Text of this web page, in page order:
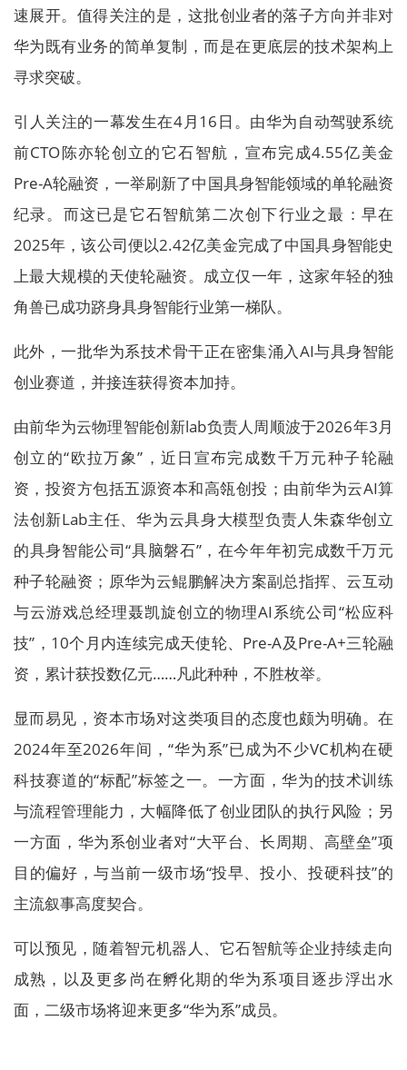
速展开。值得关注的是，这批创业者的落子方向并非对
华为既有业务的简单复制，而是在更底层的技术架构上
寻求突破。
引人关注的一幕发生在4月16日。由华为自动驾驶系统
前CTO陈亦轮创立的它石智航，宣布完成4.55亿美金
Pre-A轮融资，一举刷新了中国具身智能领域的单轮融资
纪录。而这已是它石智航第二次创下行业之最：早在
2025年，该公司便以2.42亿美金完成了中国具身智能史
上最大规模的天使轮融资。成立仅一年，这家年轻的独
角兽已成功跻身具身智能行业第一梯队。
此外，一批华为系技术骨干正在密集涌入AI与具身智能
创业赛道，并接连获得资本加持。
由前华为云物理智能创新lab负责人周顺波于2026年3月
创立的“欧拉万象”，近日宣布完成数千万元种子轮融
资，投资方包括五源资本和高瓴创投；由前华为云AI算
法创新Lab主任、华为云具身大模型负责人朱森华创立
的具身智能公司“具脑磐石”，在今年年初完成数千万元
种子轮融资；原华为云鲲鹏解决方案副总指挥、云互动
与云游戏总经理聂凯旋创立的物理AI系统公司“松应科
技”，10个月内连续完成天使轮、Pre-A及Pre-A+三轮融
资，累计获投数亿元……凡此种种，不胜枚举。
显而易见，资本市场对这类项目的态度也颇为明确。在
2024年至2026年间，“华为系”已成为不少VC机构在硬
科技赛道的“标配”标签之一。一方面，华为的技术训练
与流程管理能力，大幅降低了创业团队的执行风险；另
一方面，华为系创业者对“大平台、长周期、高壁垒”项
目的偏好，与当前一级市场“投早、投小、投硬科技”的
主流叙事高度契合。
可以预见，随着智元机器人、它石智航等企业持续走向
成熟，以及更多尚在孵化期的华为系项目逐步浮出水
面，二级市场将迎来更多“华为系”成员。